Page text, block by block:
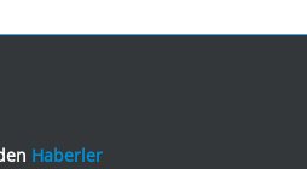
Haberler